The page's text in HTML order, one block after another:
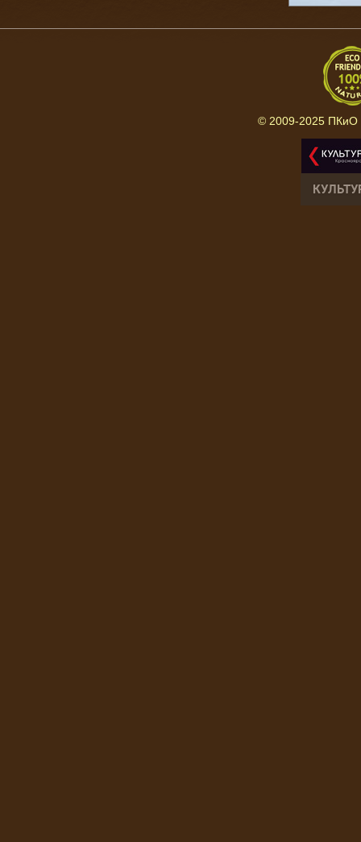
© 2009-2025